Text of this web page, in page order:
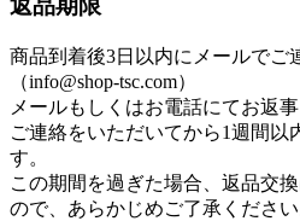
返品期限
商品到着後3日以内にメールでご
（info@shop-tsc.com）
メールもしくはお電話にてお返
ご連絡をいただいてから1週間以
す。
この期間を過ぎた場合、返品交
ので、あらかじめご了承くださ